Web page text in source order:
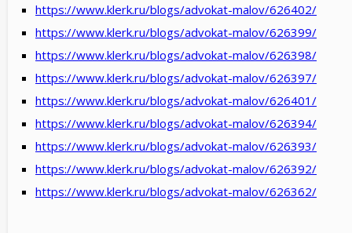
https://www.klerk.ru/blogs/advokat-malov/626402/
https://www.klerk.ru/blogs/advokat-malov/626399/
https://www.klerk.ru/blogs/advokat-malov/626398/
https://www.klerk.ru/blogs/advokat-malov/626397/
https://www.klerk.ru/blogs/advokat-malov/626401/
https://www.klerk.ru/blogs/advokat-malov/626394/
https://www.klerk.ru/blogs/advokat-malov/626393/
https://www.klerk.ru/blogs/advokat-malov/626392/
https://www.klerk.ru/blogs/advokat-malov/626362/